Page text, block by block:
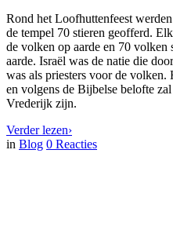
Rond het Loofhuttenfeest
de tempel 70 stieren geofferd.
de volken op aarde en 70
aarde. Israël was de natie die
was als priesters voor de
en volgens de Bijbelse belofte
Vrederijk zijn.
Verder lezen›
in Blog 0 Reacties